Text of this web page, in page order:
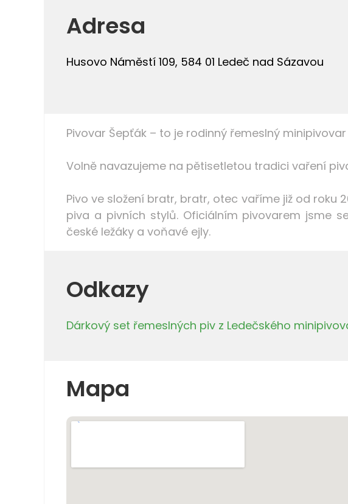
Adresa
Husovo Náměstí 109, 584 01 Ledeč nad Sázavou
Pivovar Šepťák – to je rodinný řemeslný
Volně navazujeme na pětisetletou tradici vaření
Pivo ve složení bratr, bratr, otec vaříme již od roku
piva a pivních stylů. Oficiálním pivovarem jsme
české ležáky a voňavé ejly.
Odkazy
Dárkový set řemeslných piv z Ledečského
Mapa